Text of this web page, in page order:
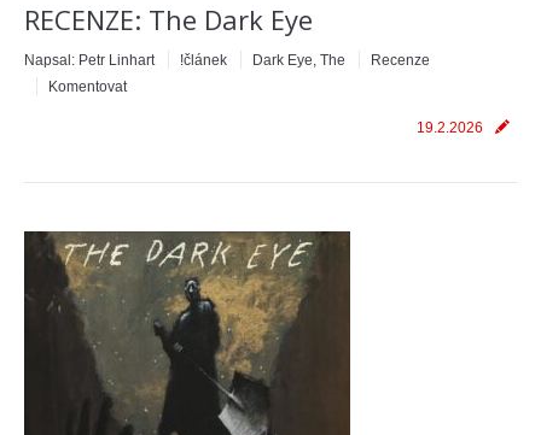
RECENZE: The Dark Eye
Napsal: Petr Linhart !článek Dark Eye, The
Recenze
Komentovat
19.2.2026